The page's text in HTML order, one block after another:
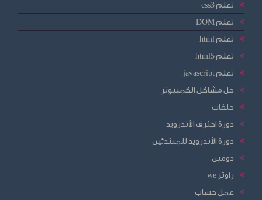
تعلم css3
تعلم DOM
تعلم html
تعلم html5
تعلم javascript
حل مشاكل الكمبيوتر
حلقات
دورة احترف الأندرويد
دورة الأندرويد للمبتدئين
دومين
راوتر we
عمل حساب